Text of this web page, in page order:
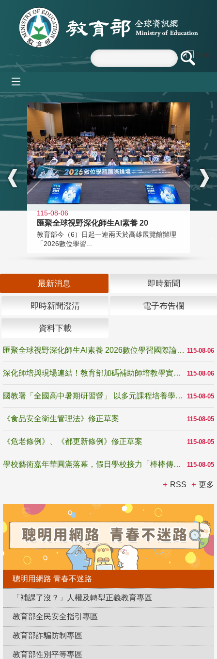
跳到主要內容區塊
:::
115-08-06
匯聚全球視野深化師生AI素養 20
教育部今（6）日起一連兩天於高雄展覽館辦理
「2026數位學習...
最新消息 即時新聞
即時新聞澄清 電子布告欄
資料下載
115-08-06
匯聚全球視野深化師生AI素養 2026數位學習國際論壇高雄登場
115-08-06
深化師培與現場連結！教育部加碼補助師培教學實踐研究 10月師培國際研討會交流教學實踐經驗
115-08-05
國教署「全國高中暑期研習營」 以多元課程培養學生瞭解誠信專業與倫理價值
115-08-05
《食品安全衛生管理法》修正草案
115-08-05
《危老條例》、《都更新條例》修正草案
115-08-05
學校藝術嘉年華圓滿落幕，假日學校接力「棒棒傳美感」
RSS 更多
聰明用網路 青春不迷路
「補課了沒？」人權及轉型正義教育專區
教育部全民安全指引專區
教育部詐騙防制專區
教育部性別平等專區